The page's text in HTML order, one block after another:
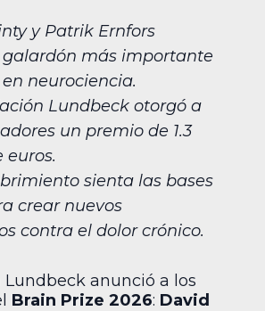
y Patrik Ernfors
más importante
neurociencia.
Lundbeck otorgó a
un premio de 1.3
euros.
sienta las bases
crear nuevos
contra el dolor crónico.
Lundbeck anunció a los
Brain Prize 2026: David